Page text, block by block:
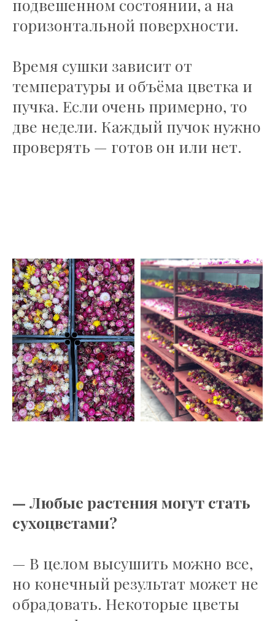
подвешенном состоянии, а на
горизонтальной поверхности.
Время сушки зависит от
температуры и объёма цветка и
пучка. Если очень примерно, то
две недели. Каждый пучок нужно
проверять — готов он или нет.
— Любые растения могут стать
сухоцветами?
— В целом высушить можно все,
но конечный результат может не
обрадовать. Некоторые цветы